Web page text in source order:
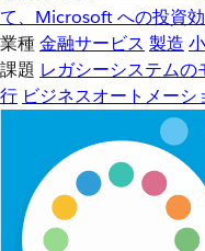
て、Microsoft への投資効
業種金融サービス 製造
課題 レガシーシステム
行 ビジネスオートメーシ